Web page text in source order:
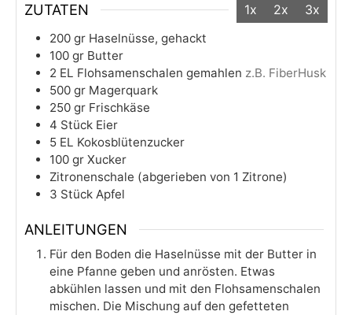
ZUTATEN 1x 2x 3x
200 gr Haselnüsse, gehackt
100 gr Butter
2 EL Flohsamenschalen gemahlen z.B. FiberHusk
500 gr Magerquark
250 gr Frischkäse
4 Stück Eier
5 EL Kokosblütenzucker
100 gr Xucker
Zitronenschale (abgerieben von 1 Zitrone)
3 Stück Apfel
ANLEITUNGEN
Für den Boden die Haselnüsse mit der Butter in
eine Pfanne geben und anrösten. Etwas
abkühlen lassen und mit den Flohsamenschalen
mischen. Die Mischung auf den gefetteten